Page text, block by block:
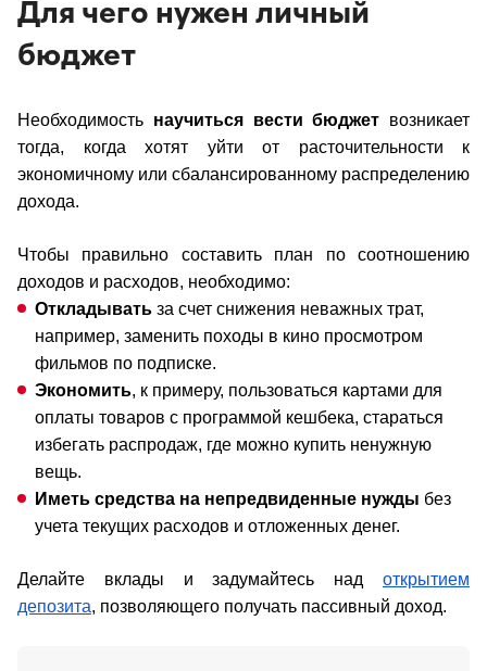
Для чего нужен личный
бюджет
Необходимость научиться вести бюджет возникает
тогда, когда хотят уйти от расточительности к
экономичному или сбалансированному распределению
дохода.
Чтобы правильно составить план по соотношению
доходов и расходов, необходимо:
Откладывать за счет снижения неважных трат,
например, заменить походы в кино просмотром
фильмов по подписке.
Экономить, к примеру, пользоваться картами для
оплаты товаров с программой кешбека, стараться
избегать распродаж, где можно купить ненужную
вещь.
Иметь средства на непредвиденные нужды без
учета текущих расходов и отложенных денег.
Делайте вклады и задумайтесь над открытием
депозита, позволяющего получать пассивный доход.